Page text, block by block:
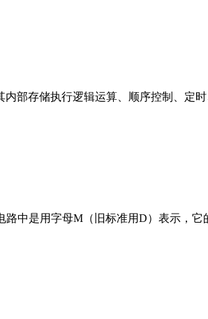
部存储执行逻辑运算、顺序控制、定
路中是用字母M（旧标准用D）表示，